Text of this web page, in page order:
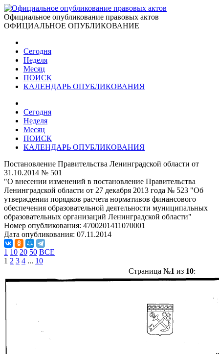
Официальное опубликование правовых актов
ОФИЦИАЛЬНОЕ ОПУБЛИКОВАНИЕ
Сегодня
Неделя
Месяц
ПОИСК
КАЛЕНДАРЬ ОПУБЛИКОВАНИЯ
Сегодня
Неделя
Месяц
ПОИСК
КАЛЕНДАРЬ ОПУБЛИКОВАНИЯ
Постановление Правительства Ленинградской области от
31.10.2014 № 501
"О внесении изменений в постановление Правительства
Ленинградской области от 27 декабря 2013 года № 523 "Об
утверждении порядков расчета нормативов финансового
обеспечения образовательной деятельности муниципальных
образовательных организаций Ленинградской области"
Номер опубликования: 4700201411070001
Дата опубликования: 07.11.2014
1 10 20 50 ВСЕ
1 2 3 4 ... 10
Страница №1 из 10: